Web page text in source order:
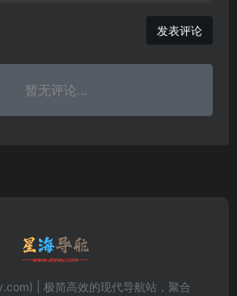
发表评论
暂无评论...
| 极简高效的现代导航站，聚合